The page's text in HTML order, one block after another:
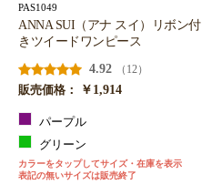
PAS1049
ANNA SUI（アナ スイ）リボン付
きツイードワンピース
4.92
（12）
販売価格：
￥1,914
パープル
グリーン
カラーをタップしてサイズ・在庫を表示
表記の無いサイズは販売終了